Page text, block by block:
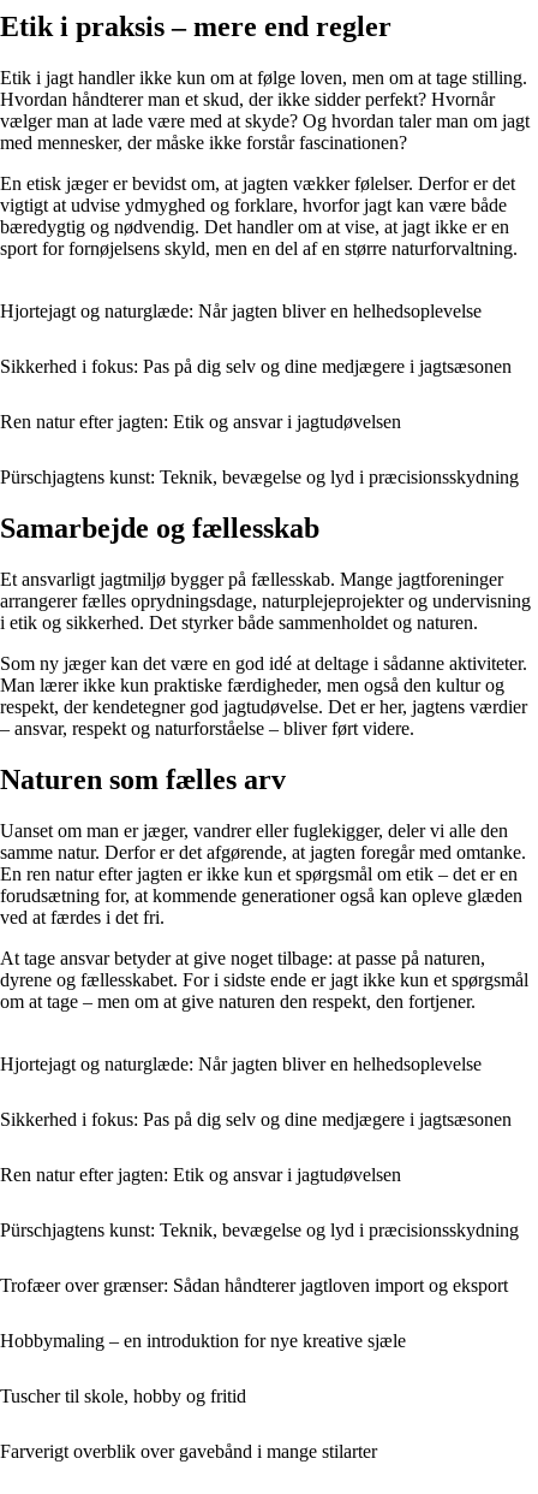
Etik i praksis – mere end regler
Etik i jagt handler ikke kun om at følge loven, men om at tage stilling.
Hvordan håndterer man et skud, der ikke sidder perfekt? Hvornår
vælger man at lade være med at skyde? Og hvordan taler man om jagt
med mennesker, der måske ikke forstår fascinationen?
En etisk jæger er bevidst om, at jagten vækker følelser. Derfor er det
vigtigt at udvise ydmyghed og forklare, hvorfor jagt kan være både
bæredygtig og nødvendig. Det handler om at vise, at jagt ikke er en
sport for fornøjelsens skyld, men en del af en større naturforvaltning.
Hjortejagt og naturglæde: Når jagten bliver en helhedsoplevelse
Sikkerhed i fokus: Pas på dig selv og dine medjægere i jagtsæsonen
Ren natur efter jagten: Etik og ansvar i jagtudøvelsen
Pürschjagtens kunst: Teknik, bevægelse og lyd i præcisionsskydning
Samarbejde og fællesskab
Et ansvarligt jagtmiljø bygger på fællesskab. Mange jagtforeninger
arrangerer fælles oprydningsdage, naturplejeprojekter og undervisning
i etik og sikkerhed. Det styrker både sammenholdet og naturen.
Som ny jæger kan det være en god idé at deltage i sådanne aktiviteter.
Man lærer ikke kun praktiske færdigheder, men også den kultur og
respekt, der kendetegner god jagtudøvelse. Det er her, jagtens værdier
– ansvar, respekt og naturforståelse – bliver ført videre.
Naturen som fælles arv
Uanset om man er jæger, vandrer eller fuglekigger, deler vi alle den
samme natur. Derfor er det afgørende, at jagten foregår med omtanke.
En ren natur efter jagten er ikke kun et spørgsmål om etik – det er en
forudsætning for, at kommende generationer også kan opleve glæden
ved at færdes i det fri.
At tage ansvar betyder at give noget tilbage: at passe på naturen,
dyrene og fællesskabet. For i sidste ende er jagt ikke kun et spørgsmål
om at tage – men om at give naturen den respekt, den fortjener.
Hjortejagt og naturglæde: Når jagten bliver en helhedsoplevelse
Sikkerhed i fokus: Pas på dig selv og dine medjægere i jagtsæsonen
Ren natur efter jagten: Etik og ansvar i jagtudøvelsen
Pürschjagtens kunst: Teknik, bevægelse og lyd i præcisionsskydning
Trofæer over grænser: Sådan håndterer jagtloven import og eksport
Hobbymaling – en introduktion for nye kreative sjæle
Tuscher til skole, hobby og fritid
Farverigt overblik over gavebånd i mange stilarter